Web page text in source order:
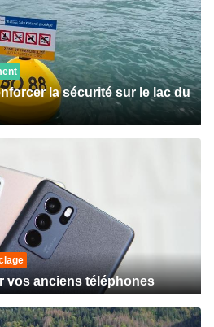
la sécurité sur le lac du
vos anciens téléphones